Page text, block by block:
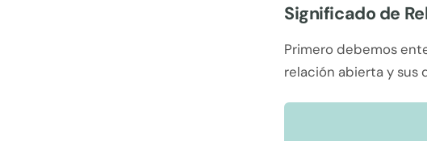
Significado de
Primero debemos
relación abierta y sus